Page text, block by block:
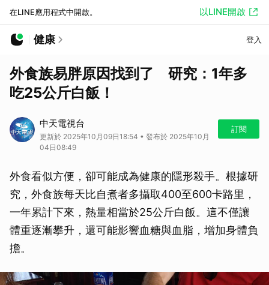
在LINE應用程式中開啟。 以LINE開啟
健康 登入
外食族易胖原因找到了 研究：1年多
吃25公斤白飯！
中天電視台
更新於 2025年10月09日18:54 • 發布於 2025年10月
04日08:49
訂閱
外食看似方便，卻可能成為健康的隱形殺手。根據研
究，外食族每天比自煮者多攝取400至600卡路里，
一年累計下來，熱量相當於25公斤白飯。這不僅讓
體重逐漸攀升，還可能影響血糖與血脂，增加身體負
擔。